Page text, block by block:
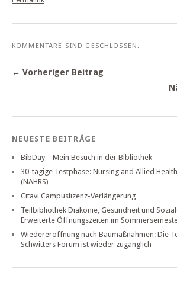
KOMMENTARE SIND GESCHLOSSEN.
← Vorheriger Beitrag
NEUESTE BEITRÄGE
BibDay – Mein Besuch in der Bibliothek
30-tägige Testphase: Nursing and Allied
(NAHRS)
Citavi Campuslizenz-Verlängerung
Teilbibliothek Diakonie, Gesundheit und
Erweiterte Öffnungszeiten im
Wiedereröffnung nach Baumaßnahmen: Die
Schwitters Forum ist wieder zugänglich